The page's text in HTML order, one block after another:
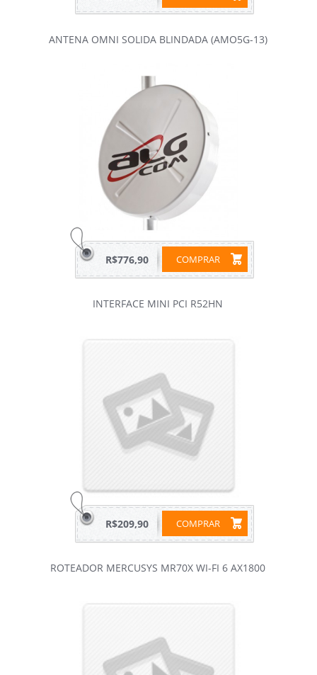
ANTENA OMNI SOLIDA BLINDADA (AMO5G-13)
COMPRAR
R$776,90
INTERFACE MINI PCI R52HN
COMPRAR
R$209,90
ROTEADOR MERCUSYS MR70X WI-FI 6 AX1800